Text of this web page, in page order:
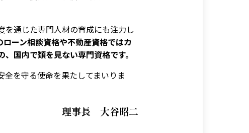
通じた専門人材の育成にも注力し
ローン相談資格や不動産資格ではカ
国内で類を見ない専門資格です。
を守る使命を果たしてまいりま
理事長 大谷昭二